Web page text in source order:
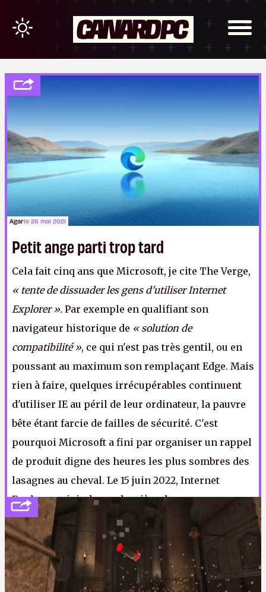
Agarle 26 mai 2021
Petit ange parti trop tard
Cela fait cinq ans que Microsoft, je cite The Verge,
« tente de dissuader les gens d'utiliser Internet
Explorer ». Par exemple en qualifiant son
navigateur historique de « solution de
compatibilité », ce qui n'est pas très gentil, ou en
poussant au maximum son remplaçant Edge. Mais
rien à faire, quelques irrécupérables continuent
d'utiliser IE au péril de leur ordinateur, la pauvre
bête étant farcie de failles de sécurité. C'est
pourquoi Microsoft a fini par organiser un rappel
de produit digne des heures les plus sombres des
lasagnes au cheval. Le 15 juin 2022, Internet
Explorer rejoindra sa dernière demeure au pays
des logiciels oubliés. Ni fleurs ni couronnes.